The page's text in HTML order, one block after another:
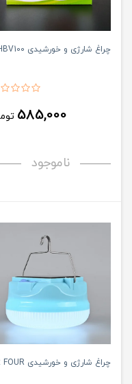
چراغ شارژی و خورشیدی HBV100
585,000
ناموجود
چراغ شارژی و خورشیدی XR FOUR